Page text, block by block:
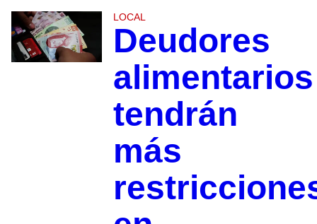
LOCAL
Deudores
alimentarios
tendrán
más